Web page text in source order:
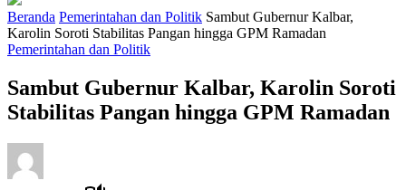
Beranda Pemerintahan dan Politik Sambut Gubernur Kalbar,
Karolin Soroti Stabilitas Pangan hingga GPM Ramadan
Pemerintahan dan Politik
Sambut Gubernur Kalbar, Karolin Soroti
Stabilitas Pangan hingga GPM Ramadan